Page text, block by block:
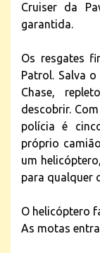
Cruiser da
garantida.
Os resgates
Patrol. Salva
Chase,
descobrir.
polícia é
próprio
um
para qualquer
O helicóptero
As motas